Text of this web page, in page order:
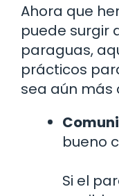
Ahora que
puede surgir
paraguas,
prácticos
sea aún más
bueno
Si el